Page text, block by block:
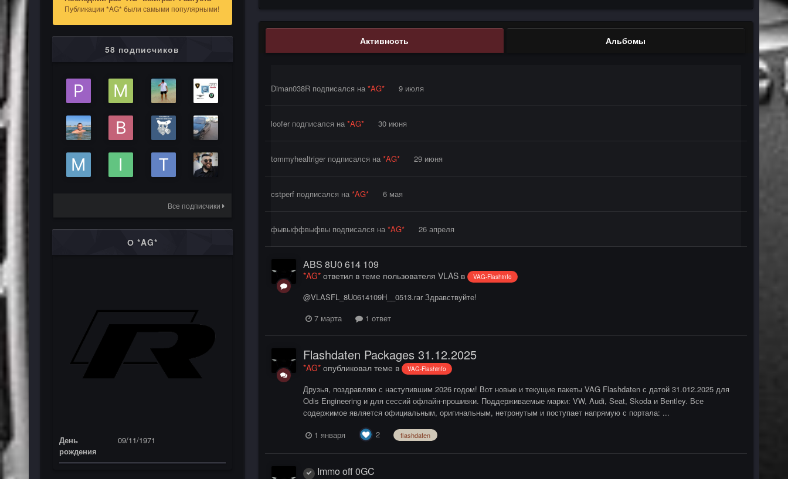
Публикации *AG* были самыми популярными!
58 подписчиков
Все подписчики
О *AG*
День
рождения
09/11/1971
Активность Альбомы
Diman038Rподписался на *AG* 9 июля
looferподписался на *AG* 30 июня
tommyhealtrigerподписался на *AG* 29 июня
cstperfподписался на *AG* 6 мая
фывыффвыфвыподписался на *AG* 26 апреля
ABS 8U0 614 109
*AG*ответил в теме пользователя VLASв VAG-Flashinfo
@VLASFL_8U0614109H__0513.rar Здравствуйте!
7 марта
1 ответ
Flashdaten Packages 31.12.2025
*AG*опубликовал теме в VAG-Flashinfo
Друзья, поздравляю с наступившим 2026 годом! Вот новые и текущие пакеты VAG Flashdaten с датой 31.012.2025 для
Odis Engineering и для сессий офлайн-прошивки. Поддерживаемые марки: VW, Audi, Seat, Skoda и Bentley. Все
содержимое является официальным, оригинальным, нетронутым и поступает напрямую с портала: ...
1 января
2 flashdaten
Immo off 0GC